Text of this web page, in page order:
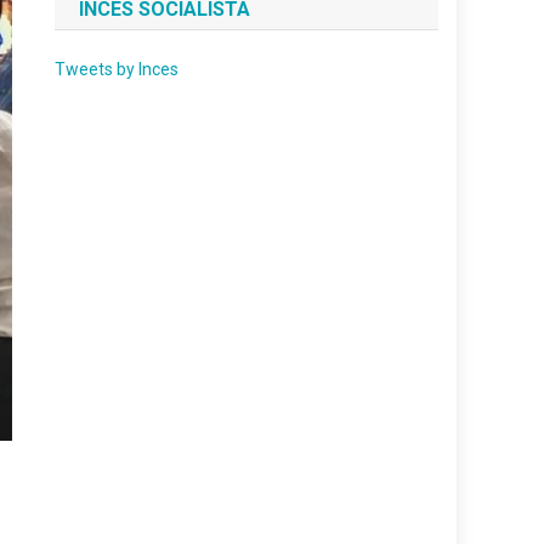
INCES SOCIALISTA
Tweets by Inces